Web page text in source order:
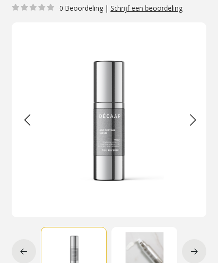
0 Beoordeling | Schrijf een beoordeling